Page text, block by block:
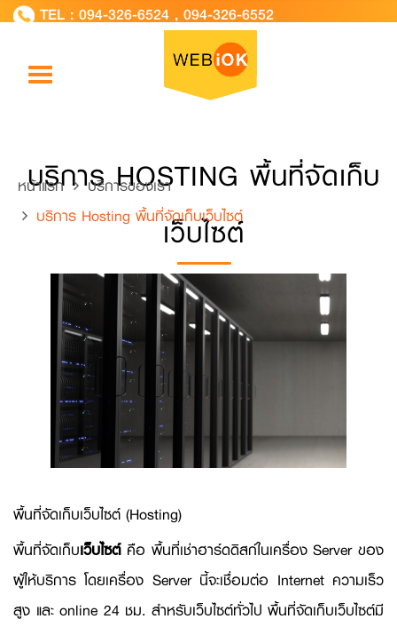
TEL : 094-326-6524 , 094-326-6552
Toggle
หน้าแรก
บริการของเรา
บริการ Hosting พื้นที่จัดเก็บเว็บไซต์
บริการ HOSTING พื้นที่จัดเก็บ
เว็บไซต์
พื้นที่จัดเก็บเว็บไซต์ (Hosting)
พื้นที่จัดเก็บเว็บไซต์คือ พื้นที่เช่าฮาร์ดดิสก์ในเครื่อง Server ของ
ผู้ให้บริการ โดยเครื่อง Server นี้จะเชื่อมต่อ Internet ความเร็ว
สูง และ online 24 ชม. สำหรับเว็บไซต์ทั่วไป พื้นที่จัดเก็บเว็บไซต์มี